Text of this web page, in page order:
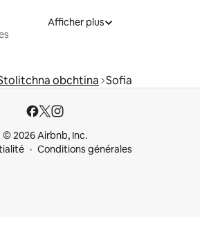
Afficher plus
obchtina Sofia
© 2026 Airbnb, Inc.
Conditions générales